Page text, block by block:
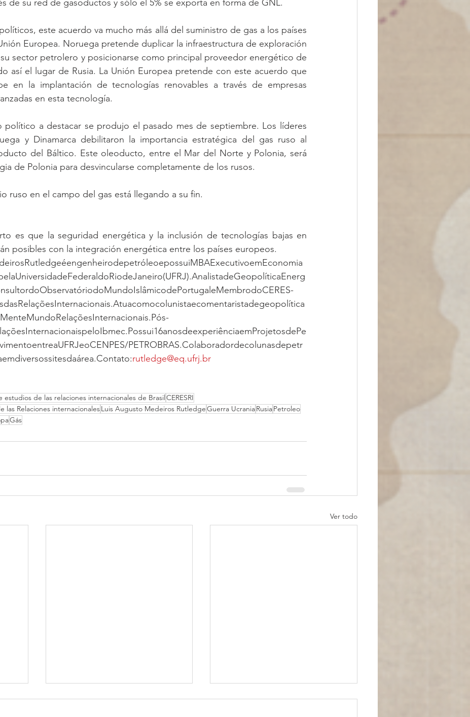
de su red de gasoductos y sólo el 5% se exporta en forma de GNL.
este acuerdo va mucho más allá del suministro de gas a los países
Europea. Noruega pretende duplicar la infraestructura de exploración
sector petrolero y posicionarse como principal proveedor energético de
así el lugar de Rusia. La Unión Europea pretende con este acuerdo que
en la implantación de tecnologías renovables a través de empresas
en esta tecnología.
político a destacar se produjo el pasado mes de septiembre. Los líderes
y Dinamarca debilitaron la importancia estratégica del gas ruso al
del Báltico. Este oleoducto, entre el Mar del Norte y Polonia, será
de Polonia para desvincularse completamente de los rusos.
ruso en el campo del gas está llegando a su fin.
es que la seguridad energética y la inclusión de tecnologías bajas en
posibles con la integración energética entre los países europeos.
PETROBRAS.Colaboradordecolunasdepetr
rutledge@eq.ufrj.br
estudios de las relaciones internacionales de BrasilCERESRI
las Relaciones internacionalesLuis Augusto Medeiros RutledgeGuerra UcraniaRusiaPetroleo
Gás
Ver todo